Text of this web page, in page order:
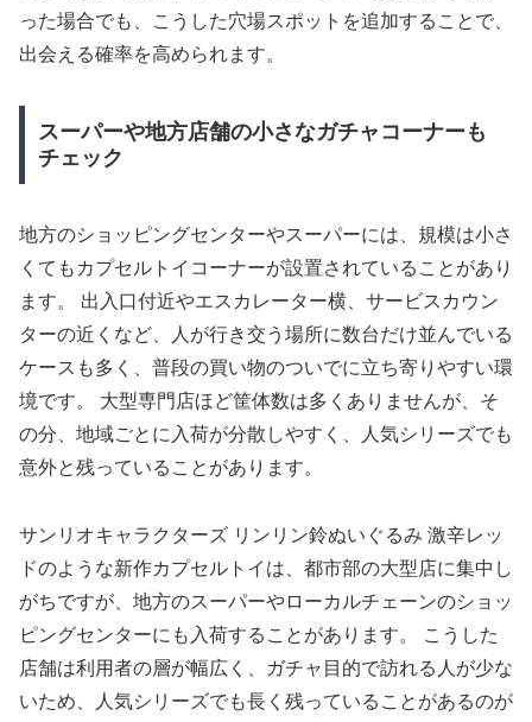
った場合でも、こうした穴場スポットを追加することで、
出会える確率を高められます。
スーパーや地方店舗の小さなガチャコーナーも
チェック
地方のショッピングセンターやスーパーには、規模は小さ
くてもカプセルトイコーナーが設置されていることがあり
ます。 出入口付近やエスカレーター横、サービスカウン
ターの近くなど、人が行き交う場所に数台だけ並んでいる
ケースも多く、普段の買い物のついでに立ち寄りやすい環
境です。 大型専門店ほど筐体数は多くありませんが、そ
の分、地域ごとに入荷が分散しやすく、人気シリーズでも
意外と残っていることがあります。
サンリオキャラクターズ リンリン鈴ぬいぐるみ 激辛レッ
ドのような新作カプセルトイは、都市部の大型店に集中し
がちですが、地方のスーパーやローカルチェーンのショッ
ピングセンターにも入荷することがあります。 こうした
店舗は利用者の層が幅広く、ガチャ目的で訪れる人が少な
いため、人気シリーズでも長く残っていることがあるのが